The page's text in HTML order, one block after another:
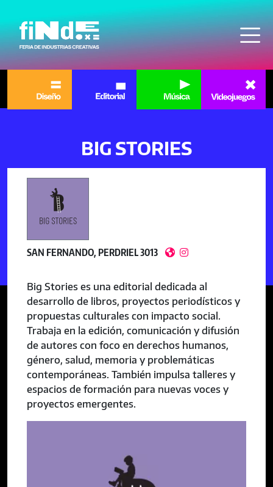
BIG STORIES
SAN FERNANDO, PERDRIEL 3013  
Big Stories es una editorial dedicada al
desarrollo de libros, proyectos periodísticos y
propuestas culturales con impacto social.
Trabaja en la edición, comunicación y difusión
de autores con foco en derechos humanos,
género, salud, memoria y problemáticas
contemporáneas. También impulsa talleres y
espacios de formación para nuevas voces y
proyectos emergentes.